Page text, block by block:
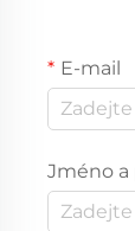
E-mail
Jméno